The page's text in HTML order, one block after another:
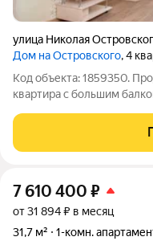
улица Николая
Дом на Островского, 4
Код объекта: 1859350.
квартира с большим
кто ценит комфорт,
7 610 400 ₽
от 31 894 ₽ в месяц
31,7 м²
1-комн.